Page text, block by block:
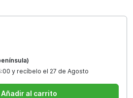
y recíbelo el 27 de Agosto
Añadir al carrito